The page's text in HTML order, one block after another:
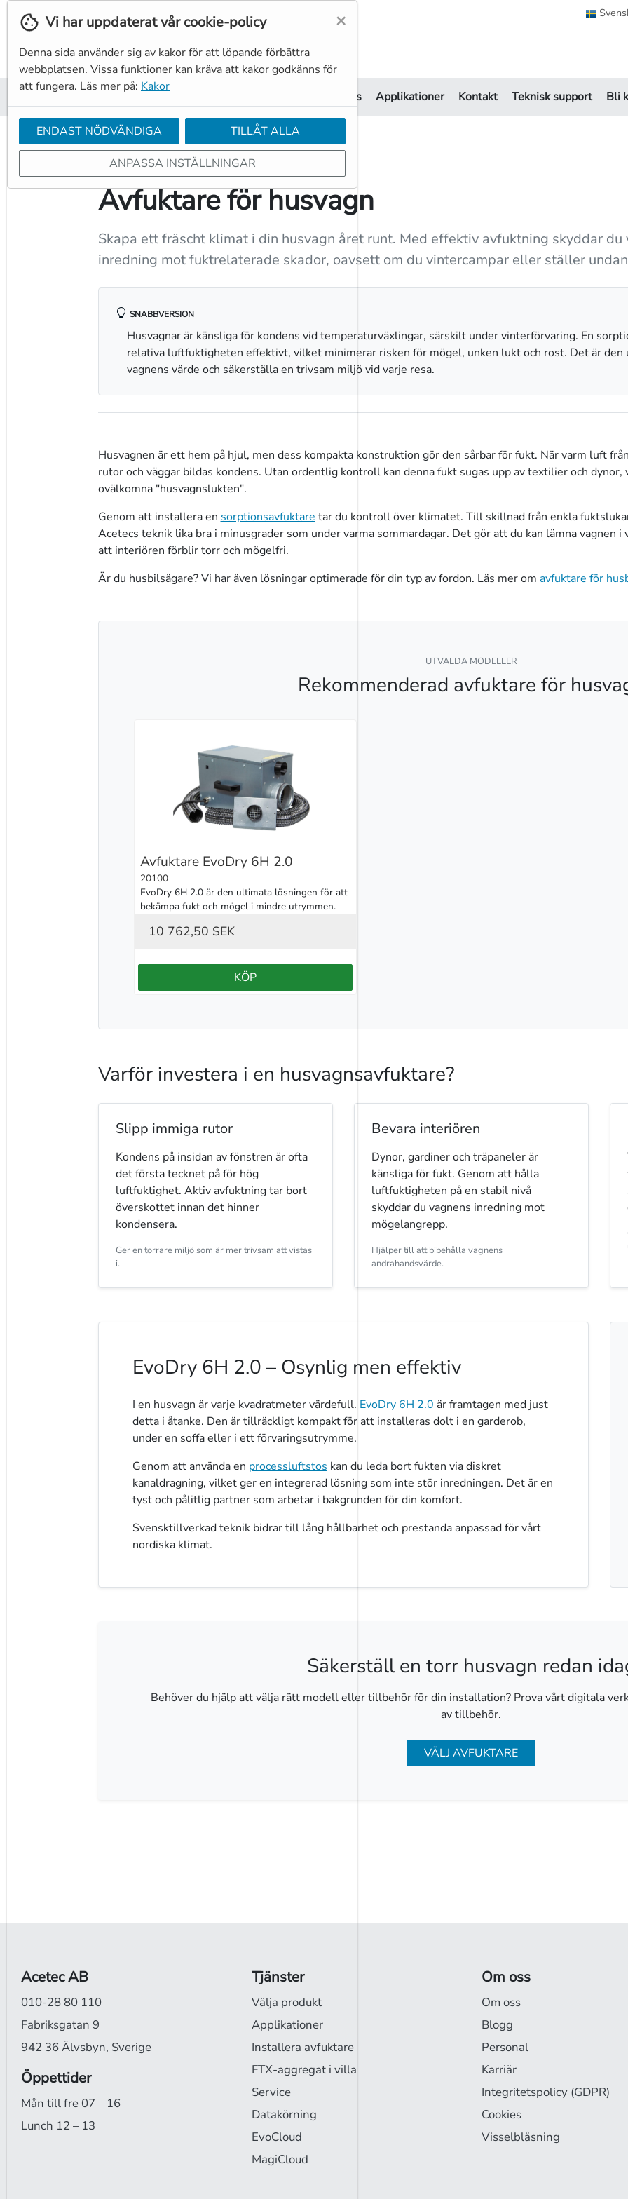
Vi har uppdaterat vår cookie-policy ×
Denna sida använder sig av kakor för att löpande förbättra
webbplatsen. Vissa funktioner kan kräva att kakor godkänns för
att fungera. Läs mer på: Kakor
ENDAST NÖDVÄNDIGA TILLÅT ALLA
ANPASSA INSTÄLLNINGAR
Om oss Applikationer Kontakt Teknisk support Bli
← FLER APPLIKATIONER
Avfuktare för husvagn
Skapa ett fräscht klimat i din husvagn året runt. Med effektiv avfuktning skyddar du
inredning mot fuktrelaterade skador, oavsett om du vintercampar eller ställer
SNABBVERSION
Husvagnar är känsliga för kondens vid temperaturväxlingar, särskilt under vinterförvaring. En
relativa luftfuktigheten effektivt, vilket minimerar risken för mögel, unken lukt och rost. Det är
vagnens värde och säkerställa en trivsam miljö vid varje resa.
Husvagnen är ett hem på hjul, men dess kompakta konstruktion gör den sårbar för fukt. När varm luft
rutor och väggar bildas kondens. Utan ordentlig kontroll kan denna fukt sugas upp av textilier och
ovälkomna "husvagnslukten".
Genom att installera en sorptionsavfuktare tar du kontroll över klimatet. Till skillnad från enkla
Acetecs teknik lika bra i minusgrader som under varma sommardagar. Det gör att du kan lämna
att interiören förblir torr och mögelfri.
Är du husbilsägare? Vi har även lösningar optimerade för din typ av fordon. Läs mer om avfuktare för
UTVALDA MODELLER
Rekommenderad avfuktare för
Avfuktare EvoDry 6H 2.0
20100
EvoDry 6H 2.0 är den ultimata lösningen för att
bekämpa fukt och mögel i mindre utrymmen.
10 762,50 SEK
KÖP
Varför investera i en husvagnsavfuktare?
Slipp immiga rutor
Kondens på insidan av fönstren är ofta
det första tecknet på för hög
luftfuktighet. Aktiv avfuktning tar bort
överskottet innan det hinner
kondensera.
Ger en torrare miljö som är mer trivsam att vistas
i.
Bevara interiören
Dynor, gardiner och träpaneler är
känsliga för fukt. Genom att hålla
luftfuktigheten på en stabil nivå
skyddar du vagnens inredning mot
mögelangrepp.
Hjälper till att bibehålla vagnens
andrahandsvärde.
EvoDry 6H 2.0 – Osynlig men effektiv
I en husvagn är varje kvadratmeter värdefull. EvoDry 6H 2.0 är framtagen med just
detta i åtanke. Den är tillräckligt kompakt för att installeras dolt i en garderob,
under en soffa eller i ett förvaringsutrymme.
Genom att använda en processluftstos kan du leda bort fukten via diskret
kanaldragning, vilket ger en integrerad lösning som inte stör inredningen. Det är en
tyst och pålitlig partner som arbetar i bakgrunden för din komfort.
Svensktillverkad teknik bidrar till lång hållbarhet och prestanda anpassad för vårt
nordiska klimat.
Säkerställ en torr husvagn redan
Behöver du hjälp att välja rätt modell eller tillbehör för din installation? Prova vårt digitala
av tillbehör.
VÄLJ AVFUKTARE
Acetec AB
010-28 80 110
Fabriksgatan 9
942 36 Älvsbyn, Sverige
Öppettider
Mån till fre 07 – 16
Lunch 12 – 13
Tjänster
Välja produkt
Applikationer
Installera avfuktare
FTX-aggregat i villa
Service
Datakörning
EvoCloud
MagiCloud
Om oss
Om oss
Blogg
Personal
Karriär
Integritetspolicy (GDPR)
Cookies
Visselblåsning